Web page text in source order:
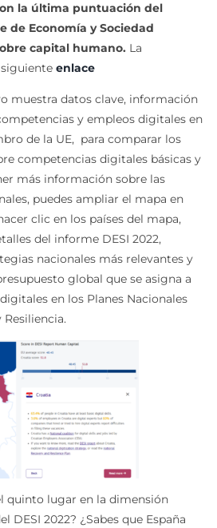
la última puntuación del
de Economía y Sociedad
capital humano. La
enlace
muestra datos clave, información
y empleos digitales en
de la UE, para comparar los
competencias digitales básicas y
más información sobre las
puedes ampliar el mapa en
clic en los países del mapa,
del informe DESI 2022,
nacionales más relevantes y
global que se asigna a
en los Planes Nacionales
Resiliencia.
quinto lugar en la dimensión
DESI 2022? ¿Sabes que España